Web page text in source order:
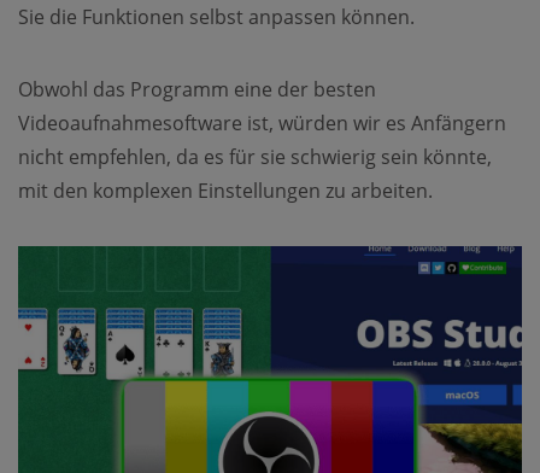
Sie die Funktionen selbst anpassen können.
Obwohl das Programm eine der besten
Videoaufnahmesoftware ist, würden wir es Anfängern
nicht empfehlen, da es für sie schwierig sein könnte,
mit den komplexen Einstellungen zu arbeiten.